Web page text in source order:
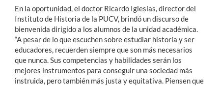
En la oportunidad, el doctor Ricardo Iglesias, director del
Instituto de Historia de la PUCV, brindó un discurso de
bienvenida dirigido a los alumnos de la unidad académica.
“A pesar de lo que escuchen sobre estudiar historia y ser
educadores, recuerden siempre que son más necesarios
que nunca. Sus competencias y habilidades serán los
mejores instrumentos para conseguir una sociedad más
instruida, pero también más justa y equitativa. Piensen que